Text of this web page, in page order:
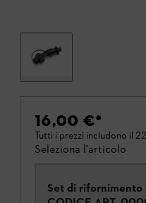
16,00 €*
Tutti i prezzi includono il
Seleziona l'articolo
Set di rifornimento